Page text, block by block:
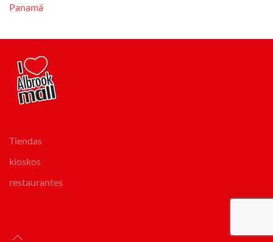
Panamá
Tiendas
kioskos
restaurantes